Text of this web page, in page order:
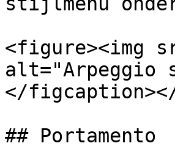
<figure><img
alt="Arpeggio
</
## Portamento